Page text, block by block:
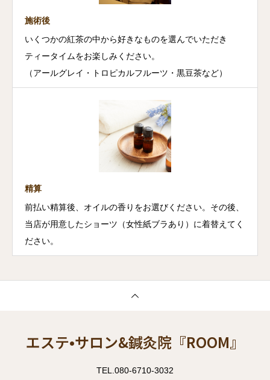
施術後
いくつかの紅茶の中から好きなものを選んでいただき
ティータイムをお楽しみください。
（アールグレイ・トロピカルフルーツ・黒豆茶など）
精算
前払い精算後、オイルの香りをお選びください。その後、
当店が用意したショーツ（女性紙ブラあり）に着替えてく
ださい。
エステ•サロン&鍼灸院『ROOM』
TEL.080-6710-3032